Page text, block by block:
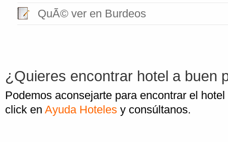
QuÃ© ver en Burdeos
¿Quieres encontrar hotel a buen
Podemos aconsejarte para encontrar el
click en Ayuda Hoteles y consúltanos.